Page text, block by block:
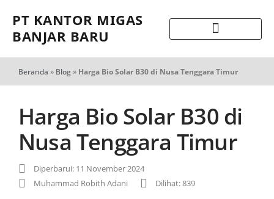
PT KANTOR MIGAS
BANJAR BARU
Beranda » Blog» Harga Bio Solar B30 di Nusa Tenggara Timur
Harga Bio Solar B30 di
Nusa Tenggara Timur
Diperbarui: 11 November 2024
Muhammad Robith Adani
Dilihat: 839